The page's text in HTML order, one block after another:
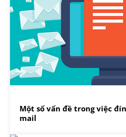
Một số vấn đề trong việc
mail